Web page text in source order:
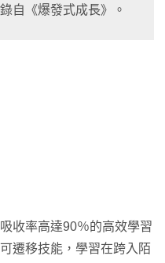
自《爆發式成長》。
收率高達90％的高效學習
遷移技能，學習在跨入陌